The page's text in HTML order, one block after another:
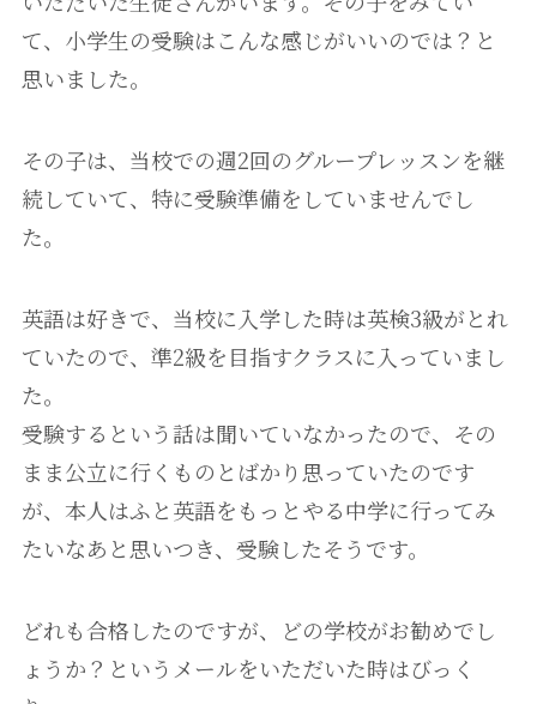
て、小学生の受験はこんな感じがいいのでは？と
思いました。
その子は、当校での週2回のグループレッスンを継
続していて、特に受験準備をしていませんでし
た。
英語は好きで、当校に入学した時は英検3級がとれ
ていたので、準2級を目指すクラスに入っていまし
た。
受験するという話は聞いていなかったので、その
まま公立に行くものとばかり思っていたのです
が、本人はふと英語をもっとやる中学に行ってみ
たいなあと思いつき、受験したそうです。
どれも合格したのですが、どの学校がお勧めでし
ょうか？というメールをいただいた時はびっく